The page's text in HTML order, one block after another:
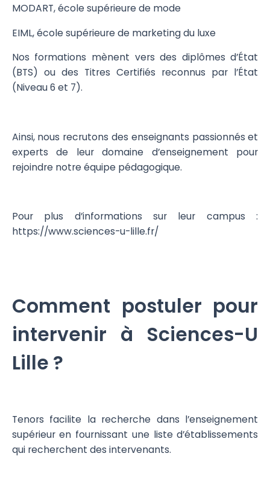
MODART, école supérieure de mode
EIML, école supérieure de marketing du luxe
Nos formations mènent vers des diplômes d’État
(BTS) ou des Titres Certifiés reconnus par l’État
(Niveau 6 et 7).
Ainsi, nous recrutons des enseignants passionnés et
experts de leur domaine d’enseignement pour
rejoindre notre équipe pédagogique.
Pour plus d’informations sur leur campus :
https://www.sciences-u-lille.fr/
Comment postuler pour
intervenir à Sciences-U
Lille ?
Tenors facilite la recherche dans l’enseignement
supérieur en fournissant une liste d’établissements
qui recherchent des intervenants.